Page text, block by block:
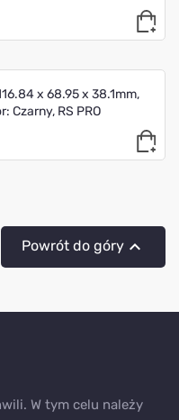
x 68.95 x 38.1mm,
Czarny, RS PRO
Powrót do góry
W tym celu należy